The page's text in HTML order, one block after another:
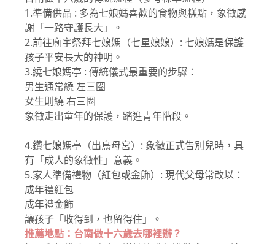
1.準備供品 : 多為七娘媽喜歡的食物與糕點，象徵感
謝「一路守護長大」。
2.前往廟宇祭拜七娘媽（七星娘娘）: 七娘媽是保護
孩子平安長大的神明。
3.繞七娘媽亭 : 傳統儀式最重要的步驟：
男生通常繞 左三圈
女生則繞 右三圈
象徵走出童年的保護，踏進青年階段。
4.鑽七娘媽亭（出鳥母宮）: 象徵正式告別兒時，具
有「成人的象徵性」意義。
5.家人準備禮物（紅包或金飾）: 現代父母常改以：
成年禮紅包
成年禮金飾
讓孩子「收得到，也留得住」。
推薦地點：台南做十六歲去哪裡辦？